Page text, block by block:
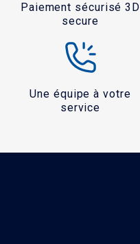
Paiement sécurisé 3D
secure
Une équipe à votre
service